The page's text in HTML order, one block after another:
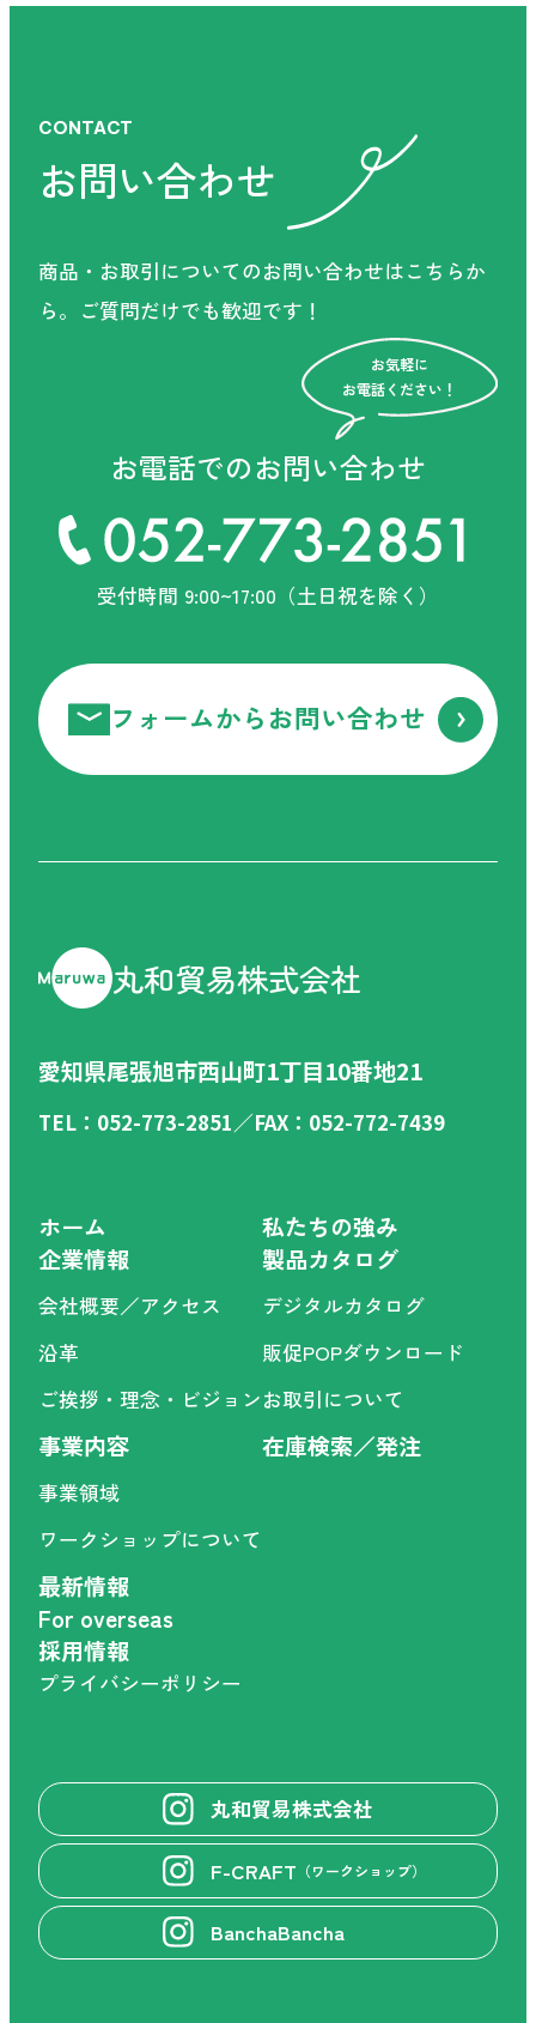
CONTACT
お問い合わせ
商品・お取引についてのお問い合わせはこちらか
お気軽に
お電話ください！
CONTACT
お問い合わせ
商品・お取引についてのお問い合わせはこちらか
ら。 ご質問だけでも歓迎です！
お気軽に
お電話ください！
お電話でのお問い合わせ
受付時間 9:00~17:00（土日祝を除く）
フォームからお問い合わせ
丸和貿易株式会社
愛知県尾張旭市西山町1丁目10番地21
TEL：052-773-2851／FAX：052-772-7439
ホーム
企業情報
会社概要／アクセス
沿革
ご挨拶・理念・ビジョン
事業内容
事業領域
ワークショップについて
私たちの強み
製品カタログ
デジタルカタログ
販促POPダウンロード
お取引について
在庫検索／発注
最新情報
For overseas
採用情報
プライバシーポリシー
丸和貿易株式会社
F-CRAFT （ワークショップ）
BanchaBancha